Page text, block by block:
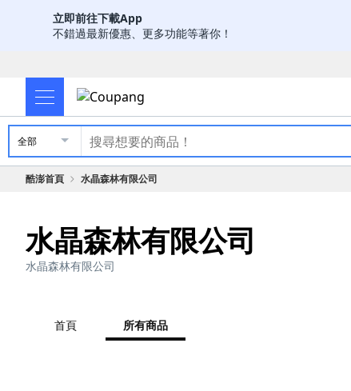
立即前往下載App
不錯過最新優惠、更多功能等著你！
全部
酷澎首頁 水晶森林有限公司
水晶森林有限公司
水晶森林有限公司
首頁 所有商品